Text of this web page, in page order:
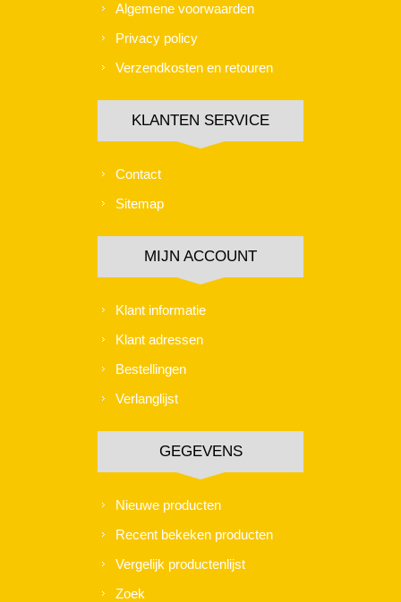
Algemene voorwaarden
Privacy policy
Verzendkosten en retouren
KLANTEN SERVICE
Contact
Sitemap
MIJN ACCOUNT
Klant informatie
Klant adressen
Bestellingen
Verlanglijst
GEGEVENS
Nieuwe producten
Recent bekeken producten
Vergelijk productenlijst
Zoek